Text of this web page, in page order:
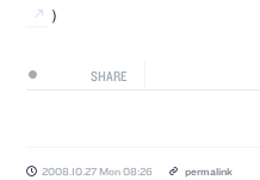
）
SHARE
2008.10.27 Mon 08:26 permalink